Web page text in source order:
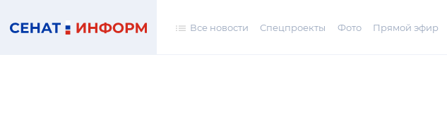
Все новости Спецпроекты Фото Прямой эфир